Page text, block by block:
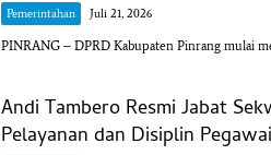
Pemerintahan Juli 21, 2026
PINRANG – DPRD Kabupaten Pinrang mulai
Andi Tambero Resmi Jabat
Pelayanan dan Disiplin Pegawai